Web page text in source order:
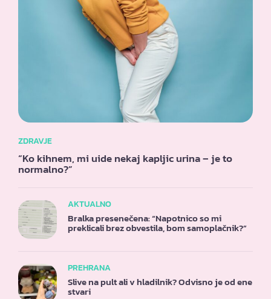
ZDRAVJE
“Ko kihnem, mi uide nekaj kapljic urina – je to
normalno?”
AKTUALNO
Bralka presenečena: “Napotnico so mi
preklicali brez obvestila, bom samoplačnik?”
PREHRANA
Slive na pult ali v hladilnik? Odvisno je od ene
stvari